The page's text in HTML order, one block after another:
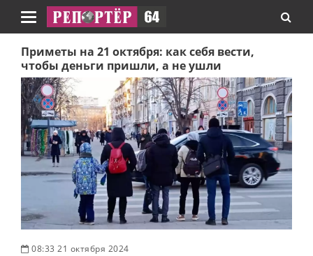
Навигация
Приметы на 21 октября: как себя вести,
чтобы деньги пришли, а не ушли
08:33 21 октября 2024